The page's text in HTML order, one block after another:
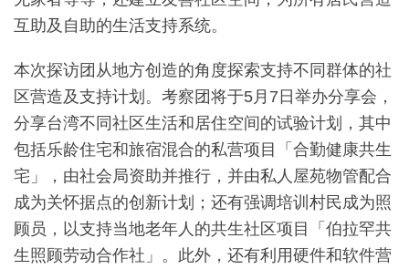
互助及自助的生活支持系统。
本次探访团从地方创造的角度探索支持不同群体的社
区营造及支持计划。考察团将于5月7日举办分享会，
分享台湾不同社区生活和居住空间的试验计划，其中
包括乐龄住宅和旅宿混合的私营项目「合勤健康共生
宅」，由社会局资助并推行，并由私人屋苑物管配合
成为关怀据点的创新计划；还有强调培训村民成为照
顾员，以支持当地老年人的共生社区项目「伯拉罕共
生照顾劳动合作社」。此外，还有利用硬件和软件营